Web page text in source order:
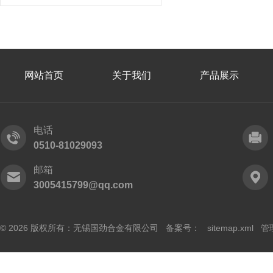
网站首页 关于我们 产品展示
电话
0510-81029093
邮箱
3005415799@qq.com
© 2026 版权所有：无锡国劲合金有限公司 备案号： sitemap.xml 管